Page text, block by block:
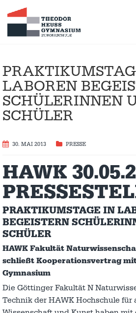
LABOREN
SCHÜLERINNEN
SCHÜLER
30. MAI 2013 PRESSE
HAWK
PRAKTIKUMSTAGE IN
BEGEISTERN
SCHÜLER
HAWK Fakultät
schließt Kooperationsvertrag
Gymnasium
Die Göttinger Fakultät N
Technik der HAWK Hochschule für